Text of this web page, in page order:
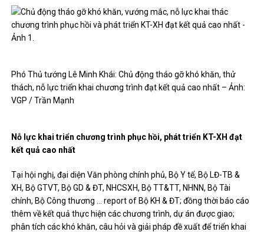
Phó Thủ tướng Lê Minh Khái: Chủ động tháo gỡ khó khăn, thử
thách, nỗ lực triển khai chương trình đạt kết quả cao nhất – Ảnh:
VGP / Trần Mạnh
Nỗ lực khai triển chương trình phục hồi, phát triển KT-XH đạt
kết quả cao nhất
Tại hội nghị, đại diện Văn phòng chính phủ, Bộ Y tế, Bộ LĐ-TB &
XH, Bộ GTVT, Bộ GD & ĐT, NHCSXH, Bộ TT&TT, NHNN, Bộ Tài
chính, Bộ Công thương … report of Bộ KH & ĐT; đồng thời báo cáo
thêm về kết quả thực hiện các chương trình, dự án được giao;
phân tích các khó khăn, câu hỏi và giải pháp đề xuất để triển khai